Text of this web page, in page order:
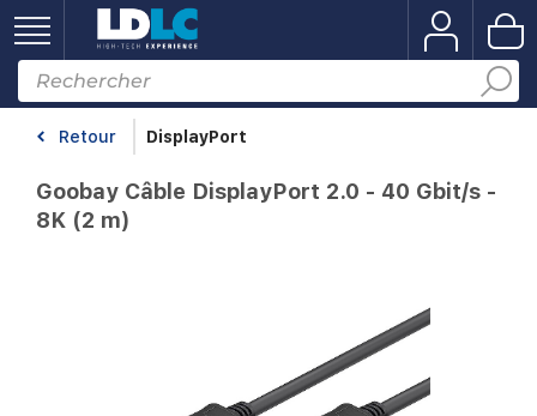
Retour DisplayPort
Goobay Câble DisplayPort 2.0 - 40 Gbit/s -
8K (2 m)